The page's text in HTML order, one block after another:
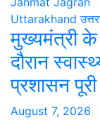
Uttarakhand
मुख्यमंत्री के
दौरान
प्रशासन
August 7, 2026